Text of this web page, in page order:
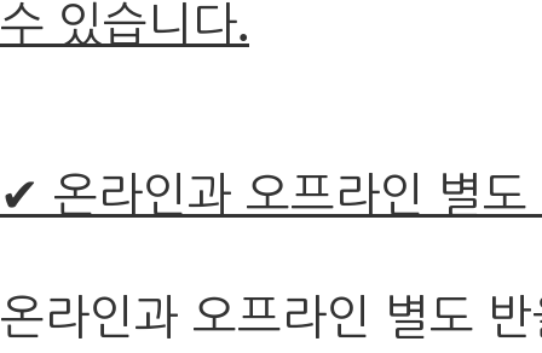
수 있습니다.
✔ 온라인과 오프라인 별도
온라인과 오프라인 별도